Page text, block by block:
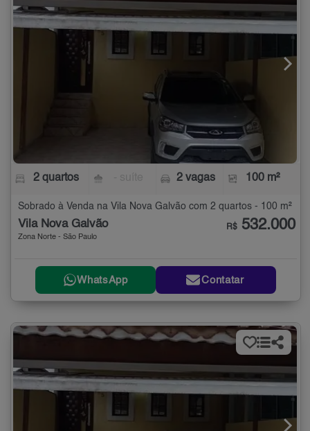
2 quartos 2 vagas 100 m²
Sobrado à Venda na Vila Nova Galvão com 2 quartos - 100 m²
Vila Nova Galvão
Zona Norte - São Paulo
R$ 532.000
WhatsApp Contatar